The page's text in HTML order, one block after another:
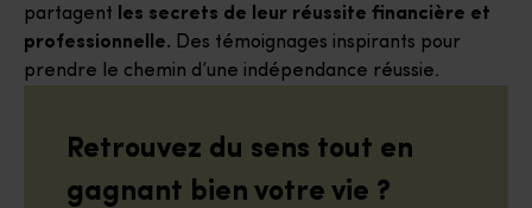
partagent
les secrets de leur réussite financière et
professionnelle. Des témoignages inspirants pour
prendre le chemin d’une indépendance réussie.
Retrouvez du sens tout en
gagnant bien votre vie ?